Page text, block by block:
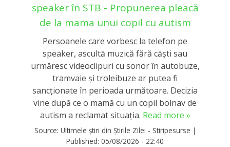
speaker în STB - Propunerea pleacă
de la mama unui copil cu autism
Persoanele care vorbesc la telefon pe
speaker, ascultă muzică fără căști sau
urmăresc videoclipuri cu sonor în autobuze,
tramvaie și troleibuze ar putea fi
sancționate în perioada următoare. Decizia
vine după ce o mamă cu un copil bolnav de
autism a reclamat situația. Read more »
Source: Ultimele știri din Știrile Zilei - Stiripesurse |
Published: 05/08/2026 - 22:40